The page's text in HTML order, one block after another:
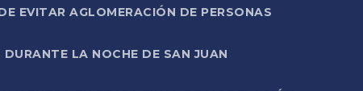
EVITAR AGLOMERACIÓN DE PERSONAS
LA NOCHE DE SAN JUAN